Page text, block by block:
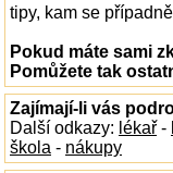
tipy, kam se
Pokud máte sami
Pomůžete tak
Zajímají-li vás
Další odkazy: lékař -
škola - nákupy